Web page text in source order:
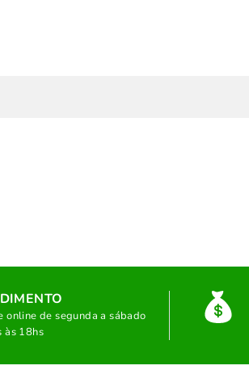
online de segunda a sábado
às 18hs